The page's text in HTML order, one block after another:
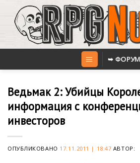
content
➥ ФОРУМ
Ведьмак 2: Убийцы
информация с
инвесторов
ОПУБЛИКОВАНО 17.11.2011 | 18:47 АВТОР: